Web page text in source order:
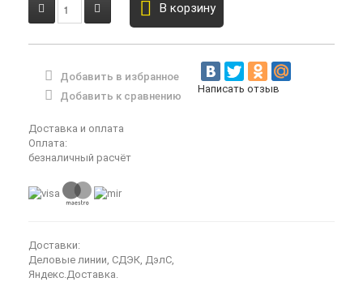
В корзину
Добавить в избранное
Добавить к сравнению
Написать отзыв
Доставка и оплата
Оплата:
безналичный расчёт
Доставки:
Деловые линии, СДЭК, ДэлС,
Яндекс.Доставка.